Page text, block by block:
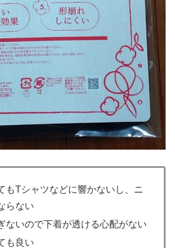
もTシャツなどに響かないし、ニ
らない
ないので下着が透ける心配がない
も良い